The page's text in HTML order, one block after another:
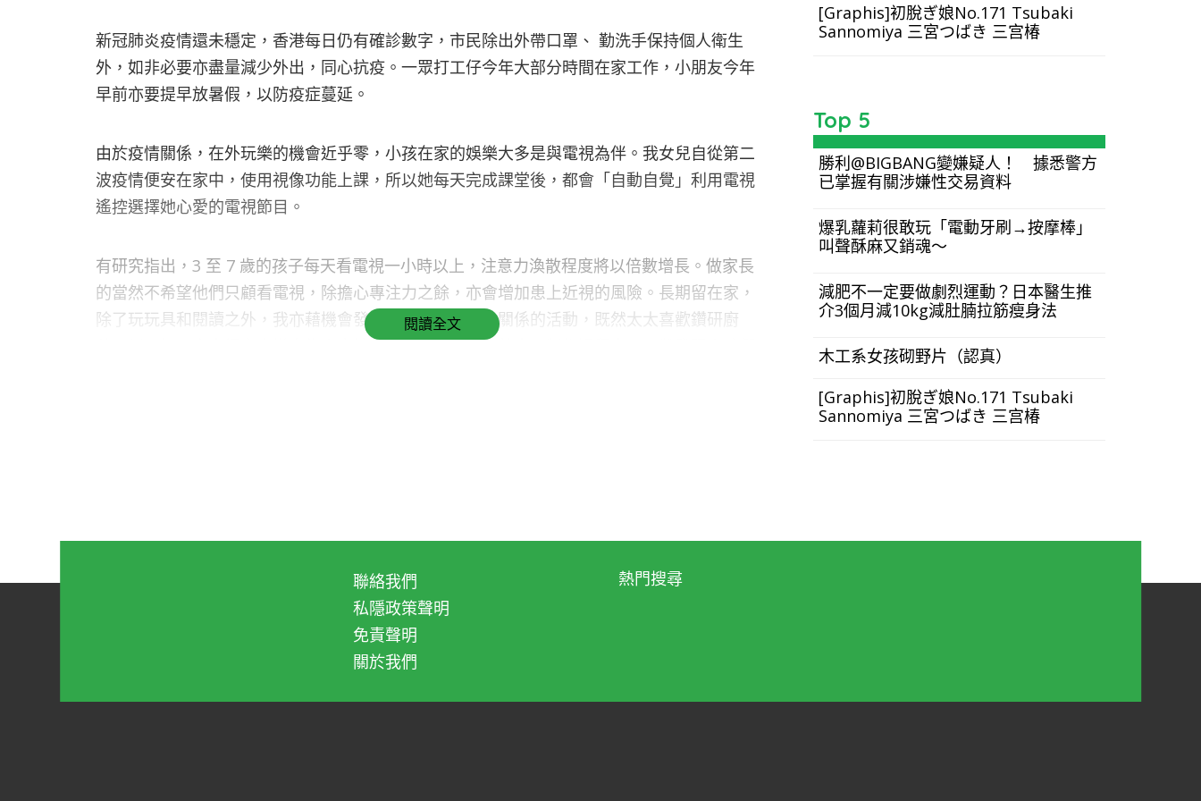
新冠肺炎疫情還未穩定，香港每日仍有確診數字，市民除出外帶口罩、 勤洗手保持個人衛生
外，如非必要亦盡量減少外出，同心抗疫。一眾打工仔今年大部分時間在家工作，小朋友今年
早前亦要提早放暑假，以防疫症蔓延。
由於疫情關係，在外玩樂的機會近乎零，小孩在家的娛樂大多是與電視為伴。我女兒自從第二
波疫情便安在家中，使用視像功能上課，所以她每天完成課堂後，都會「自動自覺」利用電視
遙控選擇她心愛的電視節目。
有研究指出，3 至 7 歲的孩子每天看電視一小時以上，注意力渙散程度將以倍數增長。做家長
的當然不希望他們只顧看電視，除擔心專注力之餘，亦會增加患上近視的風險。長期留在家，
除了玩玩具和閱讀之外，我亦藉機會發掘一些能增進親子關係的活動，既然太太喜歡鑽研廚
藝，倒不如一家大細齊齊變身為小廚神，一起弄弄心愛的美食。製作過程中，不難發現小孩們
閱讀全文
[Graphis]初脫ぎ娘No.171 Tsubaki
Sannomiya 三宮つばき 三宫椿
Top 5
勝利@BIGBANG變嫌疑人！ 據悉警方
已掌握有關涉嫌性交易資料
爆乳蘿莉很敢玩「電動牙刷→按摩棒」
叫聲酥麻又銷魂～
減肥不一定要做劇烈運動？日本醫生推
介3個月減10kg減肚腩拉筋瘦身法
木工系女孩砌野片（認真）
[Graphis]初脫ぎ娘No.171 Tsubaki
Sannomiya 三宮つばき 三宫椿
聯絡我們
私隱政策聲明
免責聲明
關於我們
熱門搜尋